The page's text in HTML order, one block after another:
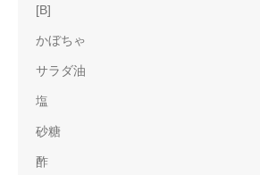
[B]
かぼちゃ
サラダ油
塩
砂糖
酢